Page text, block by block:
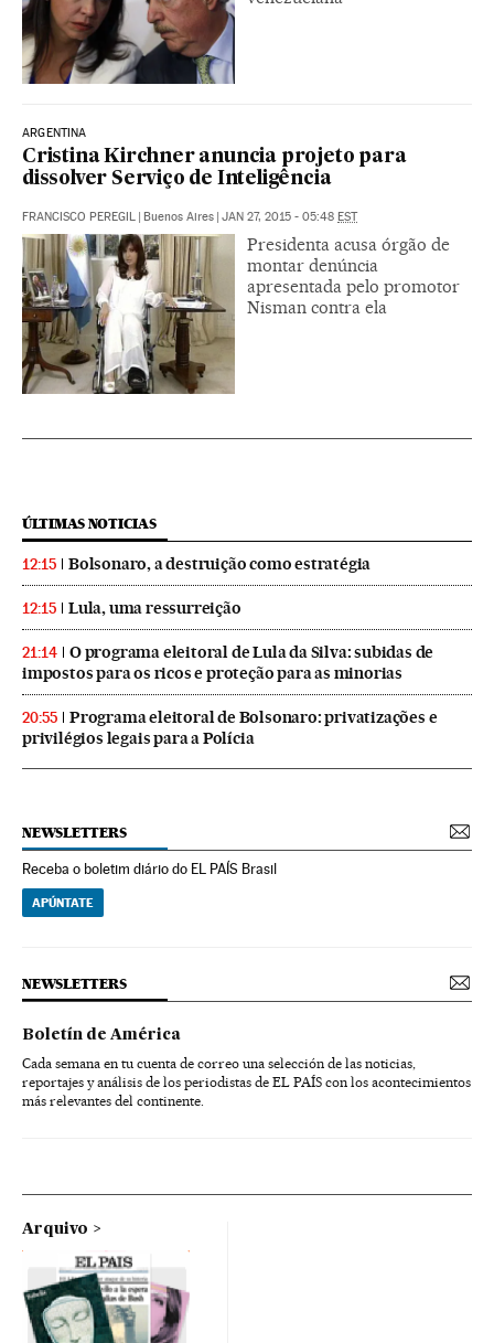
ARGENTINA
Cristina Kirchner anuncia projeto para
dissolver Serviço de Inteligência
FRANCISCO PEREGIL Buenos Aires JAN 27, 2015 - 05:48 EST
Presidenta acusa órgão de
montar denúncia
apresentada pelo promotor
Nisman contra ela
ÚLTIMAS NOTICIAS
12:15 Bolsonaro, a destruição como estratégia
12:15 Lula, uma ressurreição
21:14
O programa eleitoral de Lula da Silva: subidas de
impostos para os ricos e proteção para as minorias
20:55
Programa eleitoral de Bolsonaro: privatizações e
privilégios legais para a Polícia
NEWSLETTERS
Receba o boletim diário do EL PAÍS Brasil
APÚNTATE
NEWSLETTERS
Boletín de América
Cada semana en tu cuenta de correo una selección de las noticias,
reportajes y análisis de los periodistas de EL PAÍS con los acontecimientos
más relevantes del continente.
Arquivo